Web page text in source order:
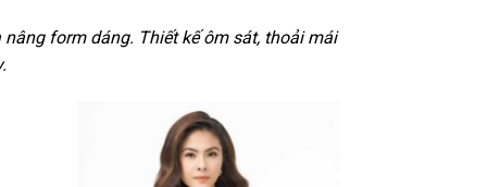
form dáng. Thiết kế ôm sát, thoải mái